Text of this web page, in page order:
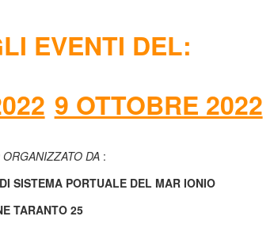
EVENTI DEL:
9 OTTOBRE 2022
DA :
SISTEMA PORTUALE DEL MAR IONIO
TARANTO 25